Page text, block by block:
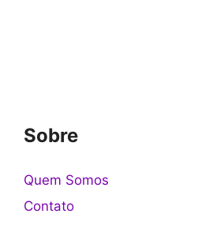
Sobre
Quem Somos
Contato